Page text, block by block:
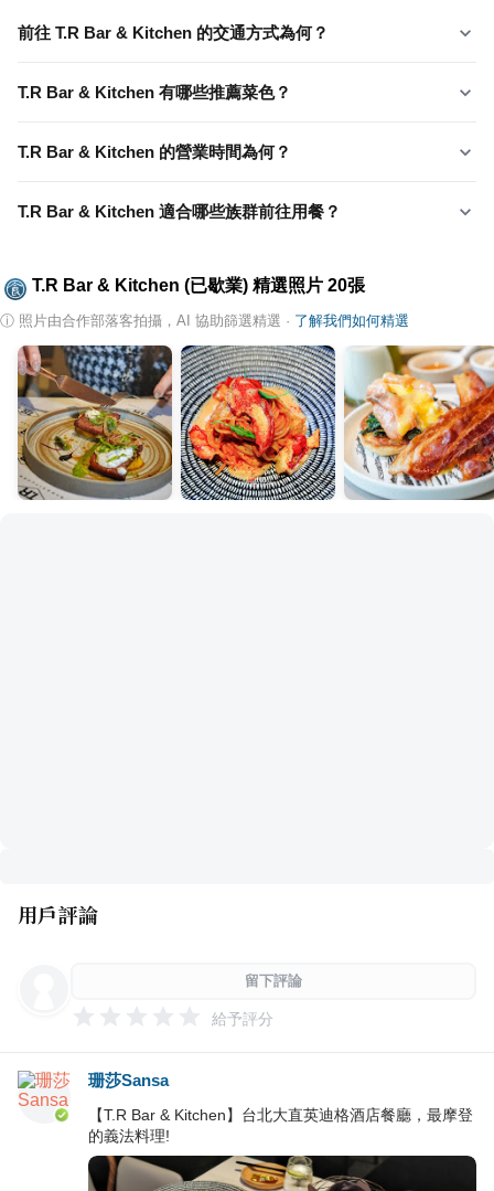
前往 T.R Bar & Kitchen 的交通方式為何？
T.R Bar & Kitchen 有哪些推薦菜色？
T.R Bar & Kitchen 的營業時間為何？
T.R Bar & Kitchen 適合哪些族群前往用餐？
T.R Bar & Kitchen (已歇業) 精選照片 20張
ⓘ 照片由合作部落客拍攝，AI 協助篩選精選 · 了解我們如何精選
用戶評論
留下評論
給予評分
珊莎Sansa
【T.R Bar & Kitchen】台北大直英迪格酒店餐廳，最摩登
的義法料理!